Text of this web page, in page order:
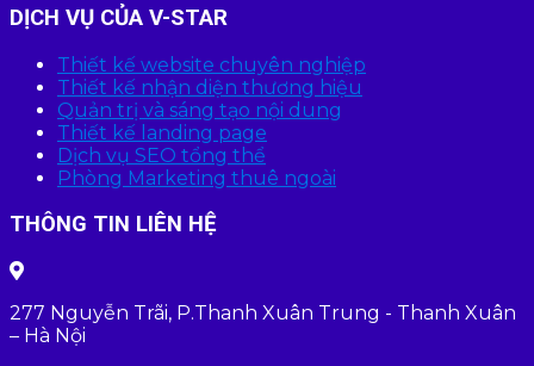
DỊCH VỤ CỦA V-STAR
Thiết kế website chuyên nghiệp
Thiết kế nhận diện thương hiệu
Quản trị và sáng tạo nội dung
Thiết kế landing page
Dịch vụ SEO tổng thể
Phòng Marketing thuê ngoài
THÔNG TIN LIÊN HỆ
277 Nguyễn Trãi, P.Thanh Xuân Trung - Thanh Xuân
– Hà Nội